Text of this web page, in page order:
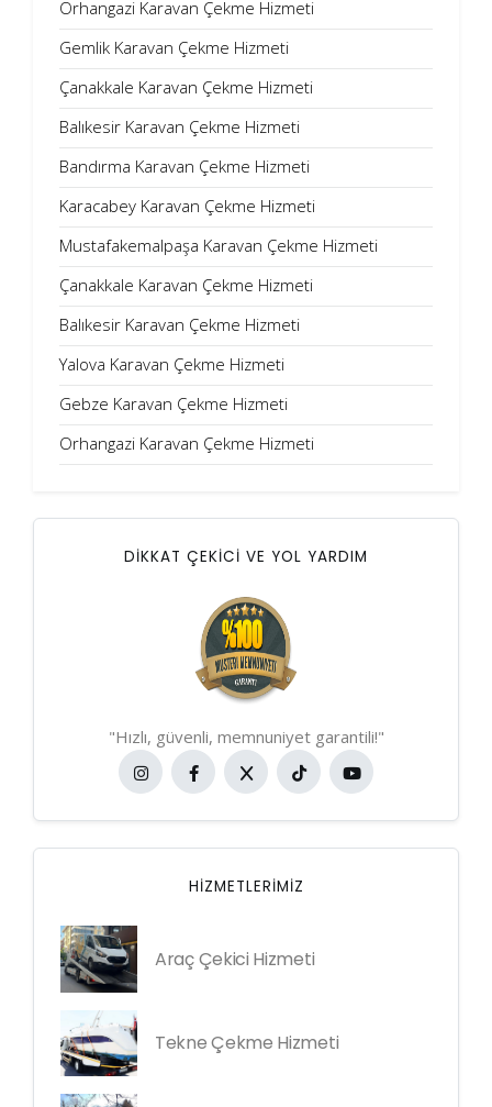
Orhangazi Karavan Çekme Hizmeti
Gemlik Karavan Çekme Hizmeti
Çanakkale Karavan Çekme Hizmeti
Balıkesir Karavan Çekme Hizmeti
Bandırma Karavan Çekme Hizmeti
Karacabey Karavan Çekme Hizmeti
Mustafakemalpaşa Karavan Çekme Hizmeti
Çanakkale Karavan Çekme Hizmeti
Balıkesir Karavan Çekme Hizmeti
Yalova Karavan Çekme Hizmeti
Gebze Karavan Çekme Hizmeti
Orhangazi Karavan Çekme Hizmeti
DİKKAT ÇEKİCİ VE YOL YARDIM
"Hızlı, güvenli, memnuniyet garantili!"
HIZMETLERIMIZ
Araç Çekici Hizmeti
Tekne Çekme Hizmeti